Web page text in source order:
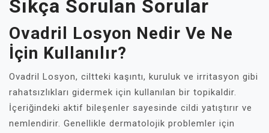
Sıkça Sorulan Sorular
Ovadril Losyon Nedir Ve Ne
İçin Kullanılır?
Ovadril Losyon, ciltteki kaşıntı, kuruluk ve irritasyon gibi
rahatsızlıkları gidermek için kullanılan bir topikaldir.
İçeriğindeki aktif bileşenler sayesinde cildi yatıştırır ve
nemlendirir. Genellikle dermatolojik problemler için